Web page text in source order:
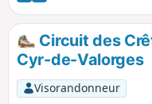
Circuit des
Cyr-de-Valorges
Visorandonneur